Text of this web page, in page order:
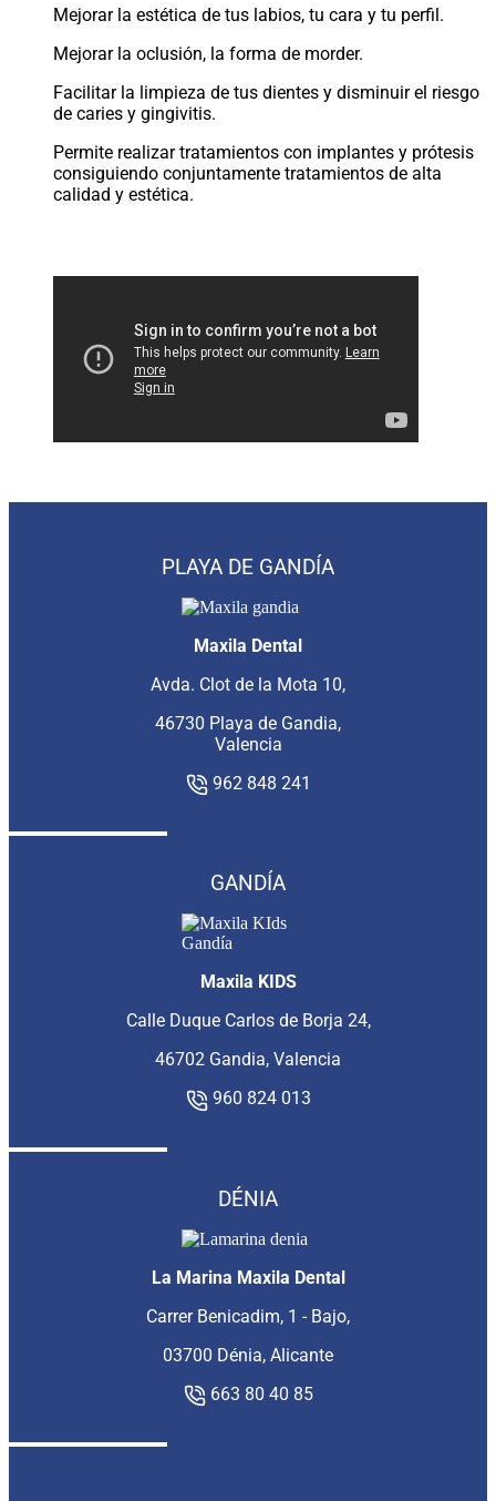
Mejorar la estética de tus labios, tu cara y tu perfil.
Mejorar la oclusión, la forma de morder.
Facilitar la limpieza de tus dientes y disminuir el riesgo
de caries y gingivitis.
Permite realizar tratamientos con implantes y prótesis
consiguiendo conjuntamente tratamientos de alta
calidad y estética.
PLAYA DE GANDÍA
Maxila Dental
Avda. Clot de la Mota 10,
46730 Playa de Gandia,
Valencia
962 848 241
GANDÍA
Maxila KIDS
Calle Duque Carlos de Borja 24,
46702 Gandia, Valencia
960 824 013
DÉNIA
La Marina Maxila Dental
Carrer Benicadim, 1 - Bajo,
03700 Dénia, Alicante
663 80 40 85